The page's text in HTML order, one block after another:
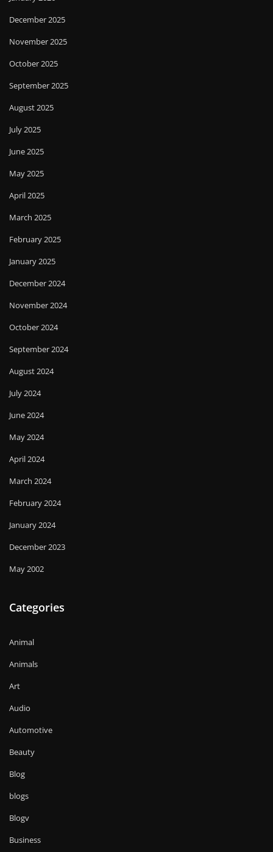
December 2025
November 2025
October 2025
September 2025
August 2025
July 2025
June 2025
May 2025
April 2025
March 2025
February 2025
January 2025
December 2024
November 2024
October 2024
September 2024
August 2024
July 2024
June 2024
May 2024
April 2024
March 2024
February 2024
January 2024
December 2023
May 2002
Categories
Animal
Animals
Art
Audio
Automotive
Beauty
Blog
blogs
Blogv
Business